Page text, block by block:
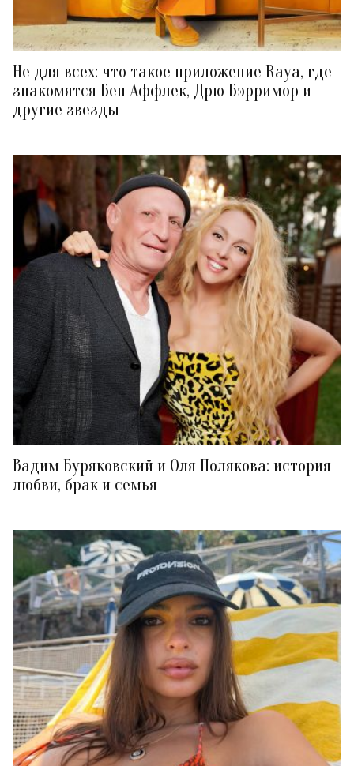
Не для всех: что такое приложение Raya, где
знакомятся Бен Аффлек, Дрю Бэрримор и
другие звезды
Вадим Буряковский и Оля Полякова: история
любви, брак и семья